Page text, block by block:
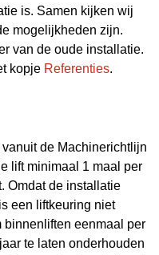
is. Samen kijken wij
mogelijkheden zijn.
van de oude installatie.
kopje Referenties.
de Machinerichtlijn
lift minimaal 1 maal per
Omdat de installatie
een liftkeuring niet
binnenliften eenmaal per
te laten onderhouden